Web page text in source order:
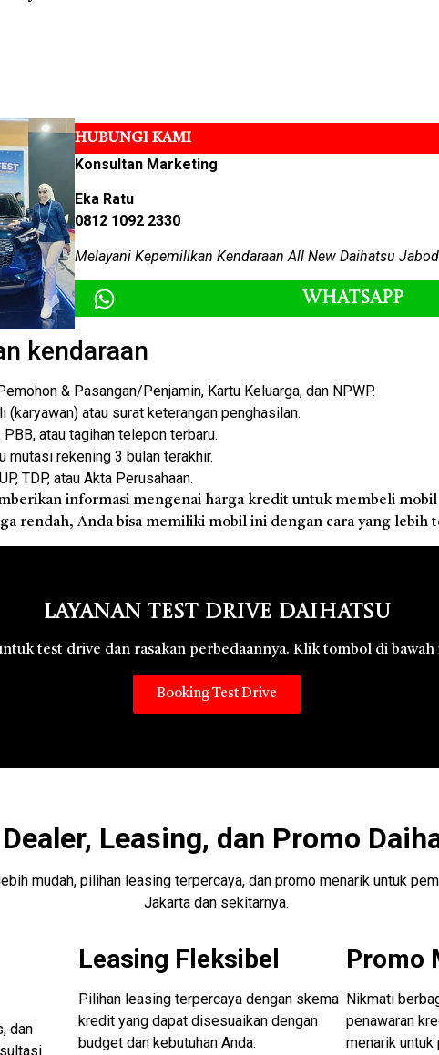
HUBUNGI KAMI
Konsultan Marketing
Eka Ratu
0812 1092 2330
Melayani Kepemilikan Kendaraan All New Daihatsu
Whatsapp
kendaraan
& Pasangan/Penjamin, Kartu Keluarga, dan NPWP.
(karyawan) atau surat keterangan penghasilan.
atau tagihan telepon terbaru.
mutasi rekening 3 bulan terakhir.
TDP, atau Akta Perusahaan.
informasi mengenai harga kredit untuk membeli mobil
rendah, Anda bisa memiliki mobil ini dengan cara yang lebih
Layanan Test Drive Daihatsu
test drive dan rasakan perbedaannya. Klik tombol di
Booking Test Drive
Leasing, dan Promo
mudah, pilihan leasing terpercaya, dan promo menarik untuk
Jakarta dan sekitarnya.
dan
Leasing Fleksibel
Pilihan leasing terpercaya dengan skema
kredit yang dapat disesuaikan dengan
budget dan kebutuhan Anda.
Promo
Nikmati
penawaran
menarik